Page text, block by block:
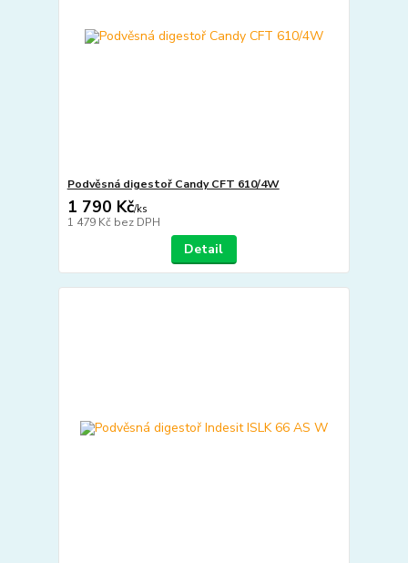
Podvěsná digestoř Candy CFT 610/4W
1 790 Kč/ks
1 479 Kč bez DPH
Detail